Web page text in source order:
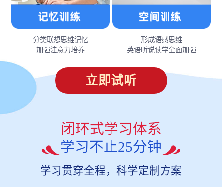
分类联想思维记忆
加强注意力培养
形成语感思维
英语听说读学全面加强
立即试听
闭环式学习体系
学习不止25分钟
学习贯穿全程，科学定制方案